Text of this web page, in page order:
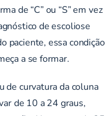
de “C” ou “S” em vez
de escoliose
paciente, essa condição
a se formar.
de curvatura da coluna
de 10 a 24 graus,